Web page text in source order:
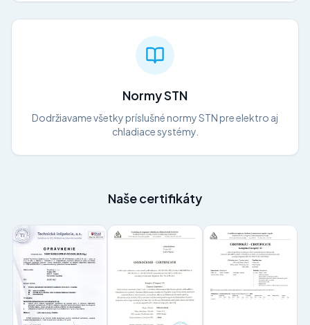
Normy STN
Dodržiavame všetky príslušné normy STN pre elektro aj
chladiace systémy.
Naše certifikáty